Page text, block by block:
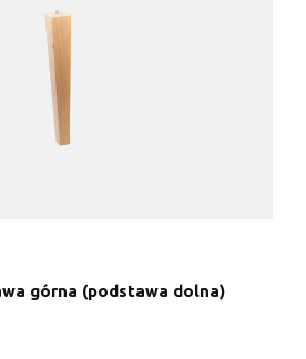
górna (podstawa dolna)